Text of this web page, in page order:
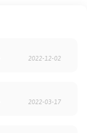
2022-12-02
2022-03-17